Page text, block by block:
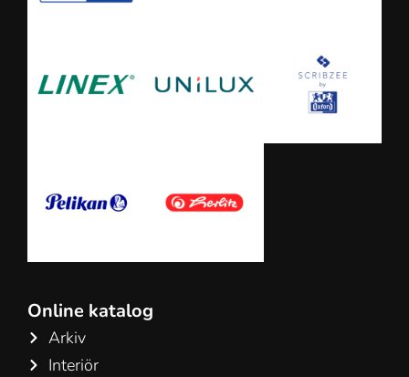
Online katalog
Arkiv
Interiör